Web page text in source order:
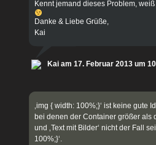
Kennt jemand dieses Problem,
Danke & Liebe Grüße,
Kai
Kai am 17. Februar 2013 um
‚img { width: 100%;}‘ ist keine gute
bei denen der Container größer als
und ‚Text mit Bilder‘ nicht der Fall
100%;}‘.